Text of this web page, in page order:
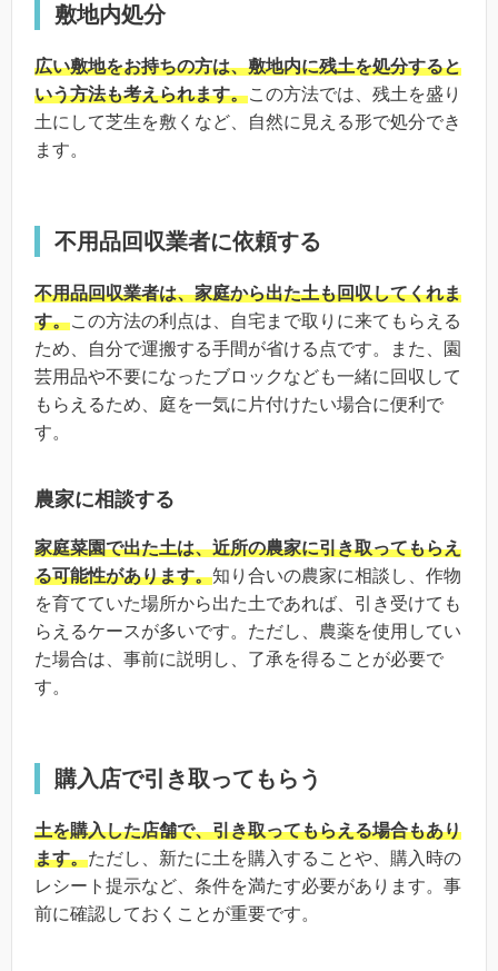
敷地内処分
広い敷地をお持ちの方は、敷地内に残土を処分すると
いう方法も考えられます。この方法では、残土を盛り
土にして芝生を敷くなど、自然に見える形で処分でき
ます。
不用品回収業者に依頼する
不用品回収業者は、家庭から出た土も回収してくれま
す。この方法の利点は、自宅まで取りに来てもらえる
ため、自分で運搬する手間が省ける点です。また、園
芸用品や不要になったブロックなども一緒に回収して
もらえるため、庭を一気に片付けたい場合に便利で
す。
農家に相談する
家庭菜園で出た土は、近所の農家に引き取ってもらえ
る可能性があります。知り合いの農家に相談し、作物
を育てていた場所から出た土であれば、引き受けても
らえるケースが多いです。ただし、農薬を使用してい
た場合は、事前に説明し、了承を得ることが必要で
す。
購入店で引き取ってもらう
土を購入した店舗で、引き取ってもらえる場合もあり
ます。ただし、新たに土を購入することや、購入時の
レシート提示など、条件を満たす必要があります。事
前に確認しておくことが重要です。